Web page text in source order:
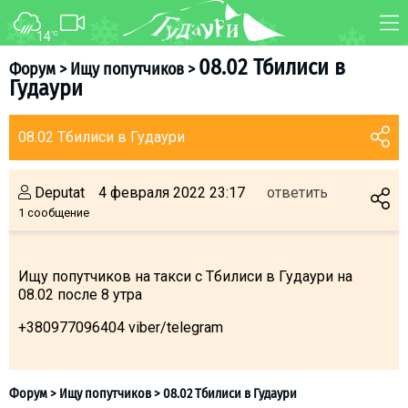
14°C
Форум>Ищу попутчиков>08.02 Тбилиси в
Гудаури
08.02 Тбилиси в Гудаури
Deputat
1 сообщение
4 февраля 2022 23:17 ответить
Ищу попутчиков на такси с Тбилиси в Гудаури на
08.02 после 8 утра
+380977096404 viber/telegram
ФОРУМ КАРТА
О курорте
Схема трасс
Инструкторы
Прокат
Развлечения
Календарь событий
Телеграм-канал
Гудаури
INFO